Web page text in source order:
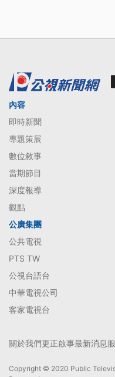
內容
即時新聞
專題策展
數位敘事
當期節目
深度報導
觀點
公廣集團
公共電視
PTS TW
公視台語台
中華電視公司
客家電視台
關於我們更正啟事最新消息
Copyright © 2020 Public